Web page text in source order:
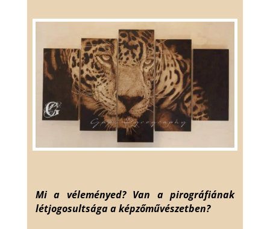
Mi a véleményed? Van a pirográfiának
létjogosultsága a képzőművészetben?